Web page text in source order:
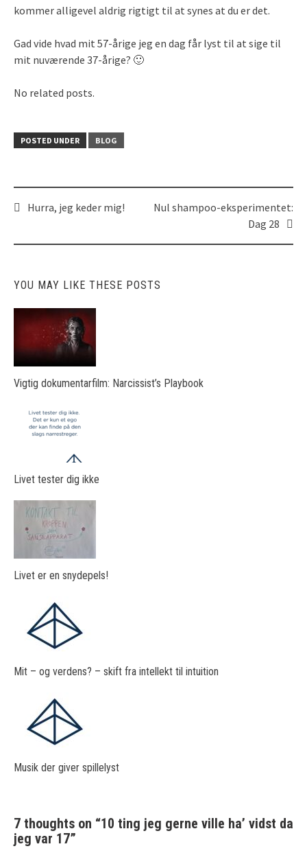
kommer alligevel aldrig rigtigt til at synes at du er det.
Gad vide hvad mit 57-årige jeg en dag får lyst til at sige til
mit nuværende 37-årige? 🙂
No related posts.
POSTED UNDER BLOG
Hurra, jeg keder mig!
Nul shampoo-eksperimentet:
Dag 28
YOU MAY LIKE THESE POSTS
Vigtig dokumentarfilm: Narcissist’s Playbook
Livet tester dig ikke
Livet er en snydepels!
Mit – og verdens? – skift fra intellekt til intuition
Musik der giver spillelyst
7 thoughts on “10 ting jeg gerne ville ha’ vidst da
jeg var 17”